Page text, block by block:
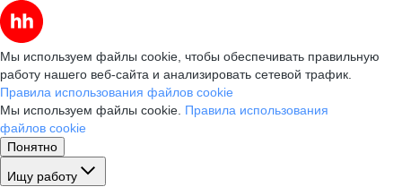
Мы используем файлы cookie, чтобы обеспечивать правильную
работу нашего веб-сайта и анализировать сетевой трафик.
Правила использования файлов cookie
Мы используем файлы cookie. Правила использования
файлов cookie
Понятно
Ищу работу